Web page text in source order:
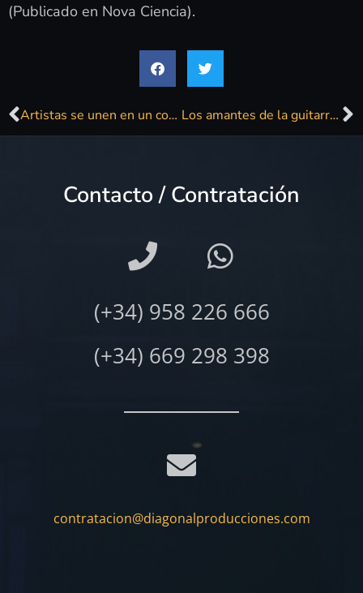
(Publicado en Nova Ciencia).
Artistas se unen en un concierto para los damnificados por el terremoto en Marruecos Los amantes de la guitarra eléctrica ya tienen su festival
Contacto / Contratación
(+34) 958 226 666
(+34) 669 298 398
contratacion@diagonalproducciones.com